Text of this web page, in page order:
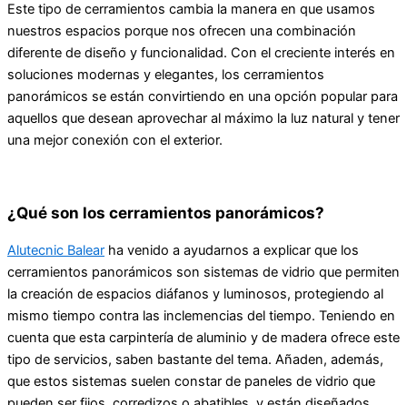
Este tipo de cerramientos cambia la manera en que usamos
nuestros espacios porque nos ofrecen una combinación
diferente de diseño y funcionalidad. Con el creciente interés en
soluciones modernas y elegantes, los cerramientos
panorámicos se están convirtiendo en una opción popular para
aquellos que desean aprovechar al máximo la luz natural y tener
una mejor conexión con el exterior.
¿Qué son los cerramientos panorámicos?
Alutecnic Balear ha venido a ayudarnos a explicar que los
cerramientos panorámicos son sistemas de vidrio que permiten
la creación de espacios diáfanos y luminosos, protegiendo al
mismo tiempo contra las inclemencias del tiempo. Teniendo en
cuenta que esta carpintería de aluminio y de madera ofrece este
tipo de servicios, saben bastante del tema. Añaden, además,
que estos sistemas suelen constar de paneles de vidrio que